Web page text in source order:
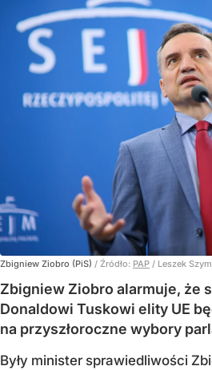
Zbigniew Ziobro (PiS) / Źródło: PAP / Leszek
Zbigniew Ziobro alarmuje, że
Donaldowi Tuskowi elity UE
na przyszłoroczne wybory
Były minister sprawiedliwości